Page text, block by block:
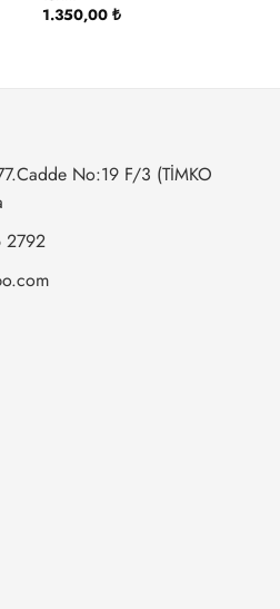
1.350,00 ₺
No:19 F/3 (TİMKO
2792